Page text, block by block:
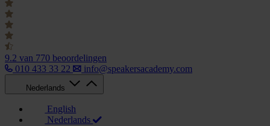
9.2 van 770 beoordelingen
010 433 33 22
info@speakersacademy.com
Nederlands
English
Nederlands